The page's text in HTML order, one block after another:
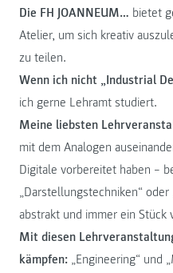
Die FH JOANNEUM… bietet
Atelier, um sich kreativ
zu teilen.
Wenn ich nicht „Industrial
ich gerne Lehramt studiert.
Meine liebsten
mit dem Analogen
Digitale vorbereitet haben –
„Darstellungstechniken“
abstrakt und immer ein Stück
Mit diesen
kämpfen: „Engineering“ und